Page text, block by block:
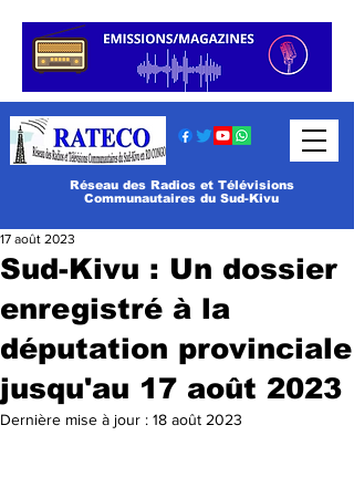
Réseau des Radios et Télévisions
Communautaires du Sud-Kivu
Sud-Kivu : Un dossier
enregistré à la
députation provinciale
jusqu'au 17 août 2023
17 août 2023
Dernière mise à jour : 18 août 2023